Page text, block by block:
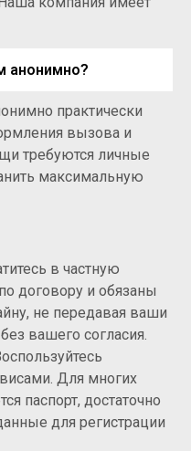
анонимно?
практически
вызова и
требуются личные
максимальную
в частную
договору и обязаны
не передавая ваши
вашего согласия.
Для многих
паспорт, достаточно
для регистрации